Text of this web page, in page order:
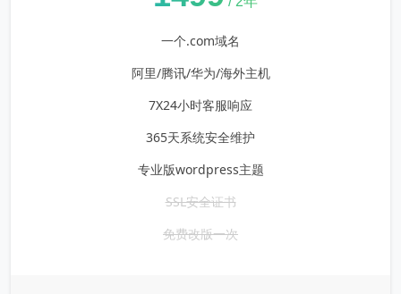
一个.com域名
阿里/腾讯/华为/海外主机
7X24小时客服响应
365天系统安全维护
专业版wordpress主题
SSL安全证书
免费改版一次